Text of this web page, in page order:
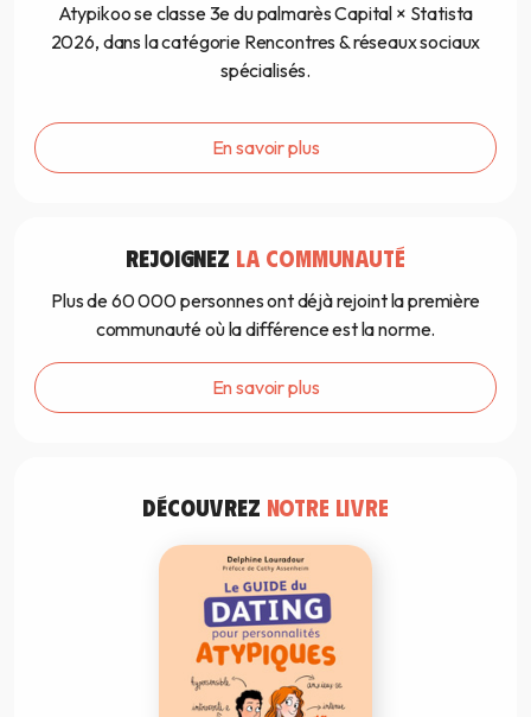
Atypikoo se classe 3e du palmarès Capital × Statista
2026, dans la catégorie Rencontres & réseaux sociaux
spécialisés.
En savoir plus
REJOIGNEZ LA COMMUNAUTÉ
Plus de 60 000 personnes ont déjà rejoint la première
communauté où la différence est la norme.
En savoir plus
DÉCOUVREZ NOTRE LIVRE